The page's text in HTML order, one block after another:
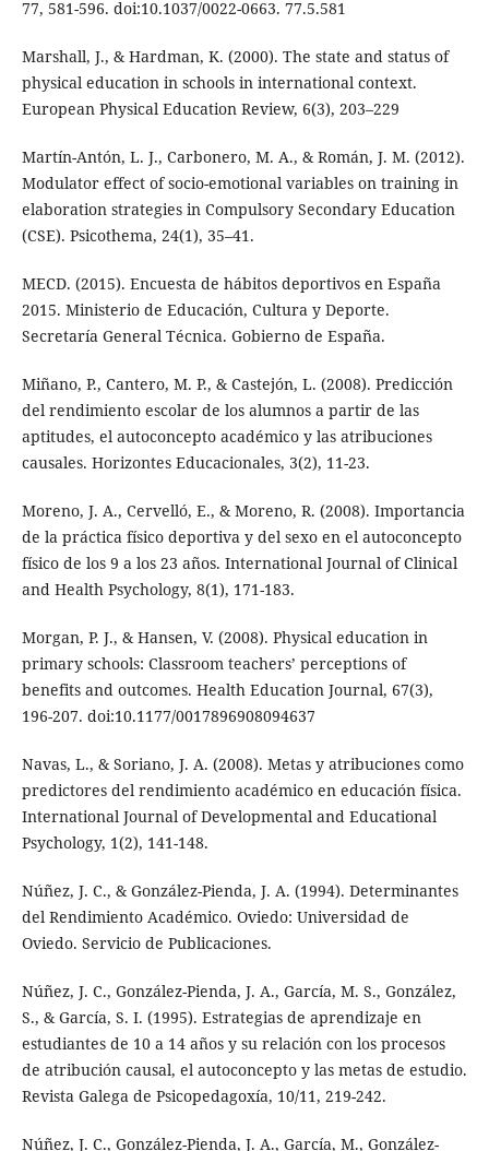
77, 581-596. doi:10.1037/0022-0663. 77.5.581
Marshall, J., & Hardman, K. (2000). The state and status of
physical education in schools in international context.
European Physical Education Review, 6(3), 203–229
Martín-Antón, L. J., Carbonero, M. A., & Román, J. M. (2012).
Modulator effect of socio-emotional variables on training in
elaboration strategies in Compulsory Secondary Education
(CSE). Psicothema, 24(1), 35–41.
MECD. (2015). Encuesta de hábitos deportivos en España
2015. Ministerio de Educación, Cultura y Deporte.
Secretaría General Técnica. Gobierno de España.
Miñano, P., Cantero, M. P., & Castejón, L. (2008). Predicción
del rendimiento escolar de los alumnos a partir de las
aptitudes, el autoconcepto académico y las atribuciones
causales. Horizontes Educacionales, 3(2), 11-23.
Moreno, J. A., Cervelló, E., & Moreno, R. (2008). Importancia
de la práctica físico deportiva y del sexo en el autoconcepto
físico de los 9 a los 23 años. International Journal of Clinical
and Health Psychology, 8(1), 171-183.
Morgan, P. J., & Hansen, V. (2008). Physical education in
primary schools: Classroom teachers’ perceptions of
benefits and outcomes. Health Education Journal, 67(3),
196-207. doi:10.1177/0017896908094637
Navas, L., & Soriano, J. A. (2008). Metas y atribuciones como
predictores del rendimiento académico en educación física.
International Journal of Developmental and Educational
Psychology, 1(2), 141-148.
Núñez, J. C., & González-Pienda, J. A. (1994). Determinantes
del Rendimiento Académico. Oviedo: Universidad de
Oviedo. Servicio de Publicaciones.
Núñez, J. C., González-Pienda, J. A., García, M. S., González,
S., & García, S. I. (1995). Estrategias de aprendizaje en
estudiantes de 10 a 14 años y su relación con los procesos
de atribución causal, el autoconcepto y las metas de estudio.
Revista Galega de Psicopedagoxía, 10/11, 219-242.
Núñez, J. C., González-Pienda, J. A., García, M., González-